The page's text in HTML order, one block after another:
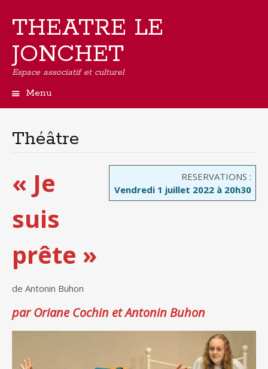
THEATRE LE
JONCHET
Espace associatif et culturel
Menu
contenu
principal
Théâtre
RESERVATIONS :
Vendredi 1 juillet 2022 à 20h30
« Je
suis
prête »
de Antonin Buhon
par Oriane Cochin et Antonin Buhon